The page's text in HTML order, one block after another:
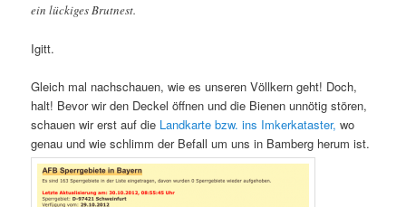
ein lückiges Brutnest.
Igitt.
Gleich mal nachschauen, wie es unseren Völlkern geht! Doch,
halt! Bevor wir den Deckel öffnen und die Bienen unnötig stören,
schauen wir erst auf die Landkarte bzw. ins Imkerkataster, wo
genau und wie schlimm der Befall um uns in Bamberg herum ist.